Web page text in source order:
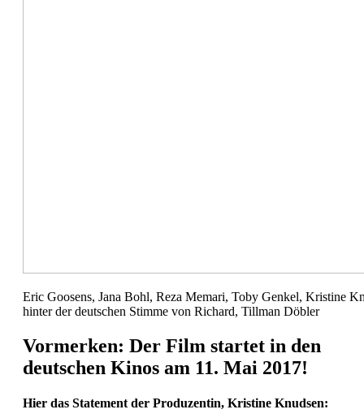
Eric Goosens, Jana Bohl, Reza Memari, Toby Genkel, Kristine
hinter der deutschen Stimme von Richard, Tillman Döbler
Vormerken: Der Film startet in den
deutschen Kinos am 11. Mai 2017!
Hier das Statement der Produzentin, Kristine Knudsen: